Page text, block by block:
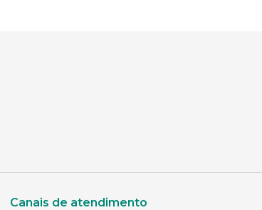
Canais de atendimento